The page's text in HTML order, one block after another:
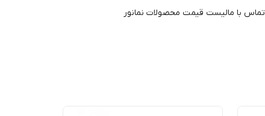
تماس با مالیست قیمت محصولات نمانور